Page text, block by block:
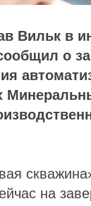
Вильк в
о
на